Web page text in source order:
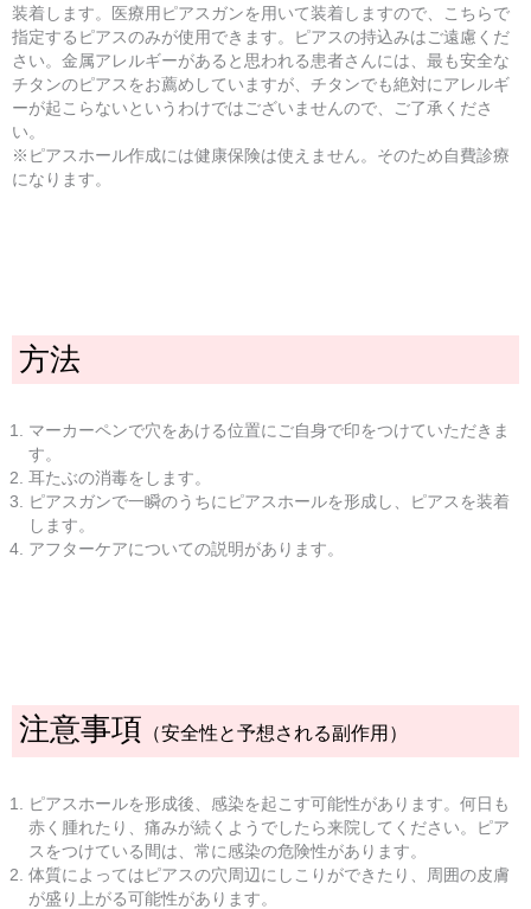
装着します。医療用ピアスガンを用いて装着しますので、こちらで
指定するピアスのみが使用できます。ピアスの持込みはご遠慮くだ
さい。金属アレルギーがあると思われる患者さんには、最も安全な
チタンのピアスをお薦めしていますが、チタンでも絶対にアレルギ
ーが起こらないというわけではございませんので、ご了承くださ
い。
※ピアスホール作成には健康保険は使えません。そのため自費診療
になります。
方法
マーカーペンで穴をあける位置にご自身で印をつけていただきま
す。
耳たぶの消毒をします。
ピアスガンで一瞬のうちにピアスホールを形成し、ピアスを装着
します。
アフターケアについての説明があります。
注意事項 （安全性と予想される副作用）
ピアスホールを形成後、感染を起こす可能性があります。何日も
赤く腫れたり、痛みが続くようでしたら来院してください。ピア
スをつけている間は、常に感染の危険性があります。
体質によってはピアスの穴周辺にしこりができたり、周囲の皮膚
が盛り上がる可能性があります。